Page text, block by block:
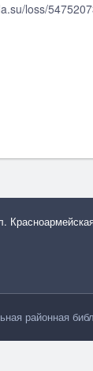
loss/
районная